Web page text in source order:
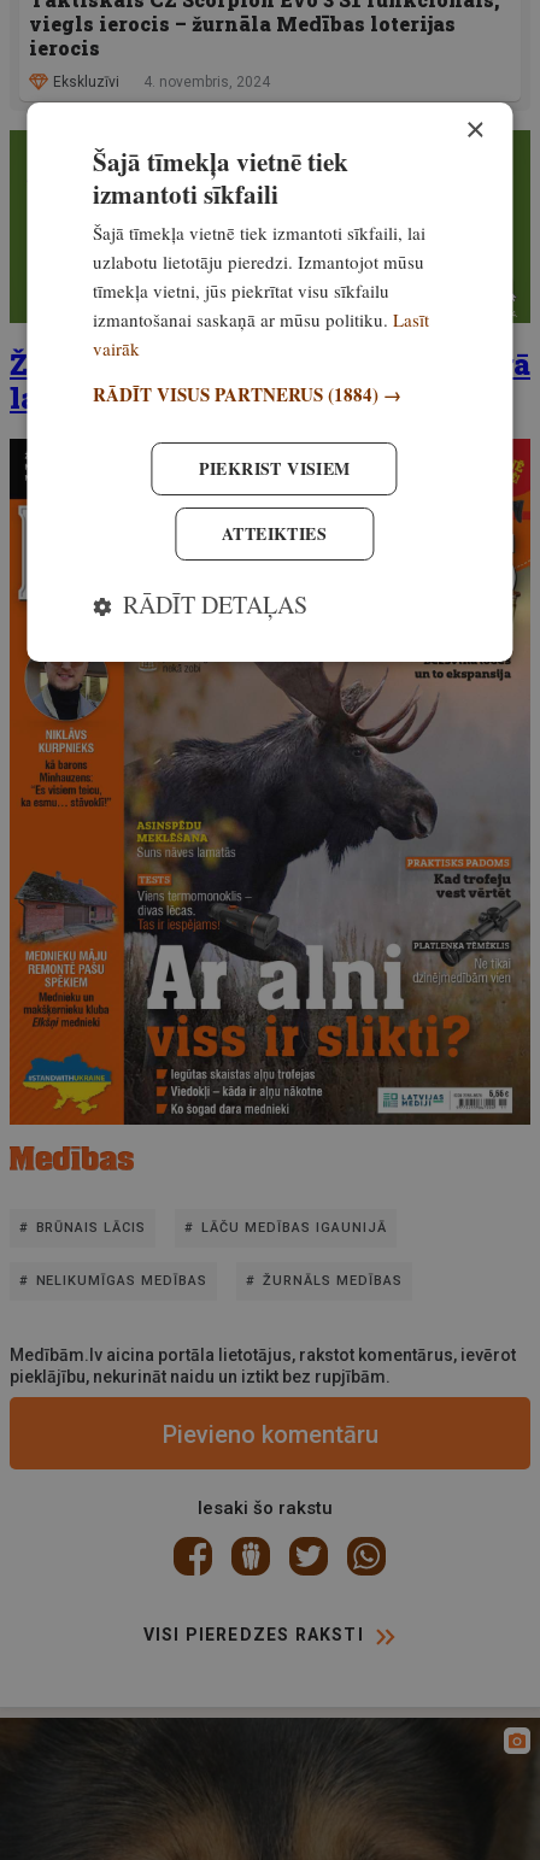
viegls ierocis – žurnāla Medības loterijas
ierocis
Ekskluzīvi 4. novembris, 2024
ŽurnālaMedības
novembra numurā
lasi – vai ar alni viss it slikti!
BRŪNAIS LĀCIS LĀČU MEDĪBAS IGAUNIJĀ
NELIKUMĪGAS MEDĪBAS ŽURNĀLS MEDĪBAS
Medībām.lv aicina portāla lietotājus, rakstot komentārus, ievērot
pieklājību, nekurināt naidu un iztikt bez rupjībām.
Pievieno komentāru
Iesaki šo rakstu
VISI PIEREDZES RAKSTI
×
Šajā tīmekļa vietnē tiek
izmantoti sīkfaili
Šajā tīmekļa vietnē tiek izmantoti sīkfaili, lai
uzlabotu lietotāju pieredzi. Izmantojot mūsu
tīmekļa vietni, jūs piekrītat visu sīkfailu
izmantošanai saskaņā ar mūsu politiku.Lasīt
vairāk
RĀDĪT VISUS PARTNERUS(1884) →
PIEKRIST VISIEM
ATTEIKTIES
RĀDĪT DETAĻAS